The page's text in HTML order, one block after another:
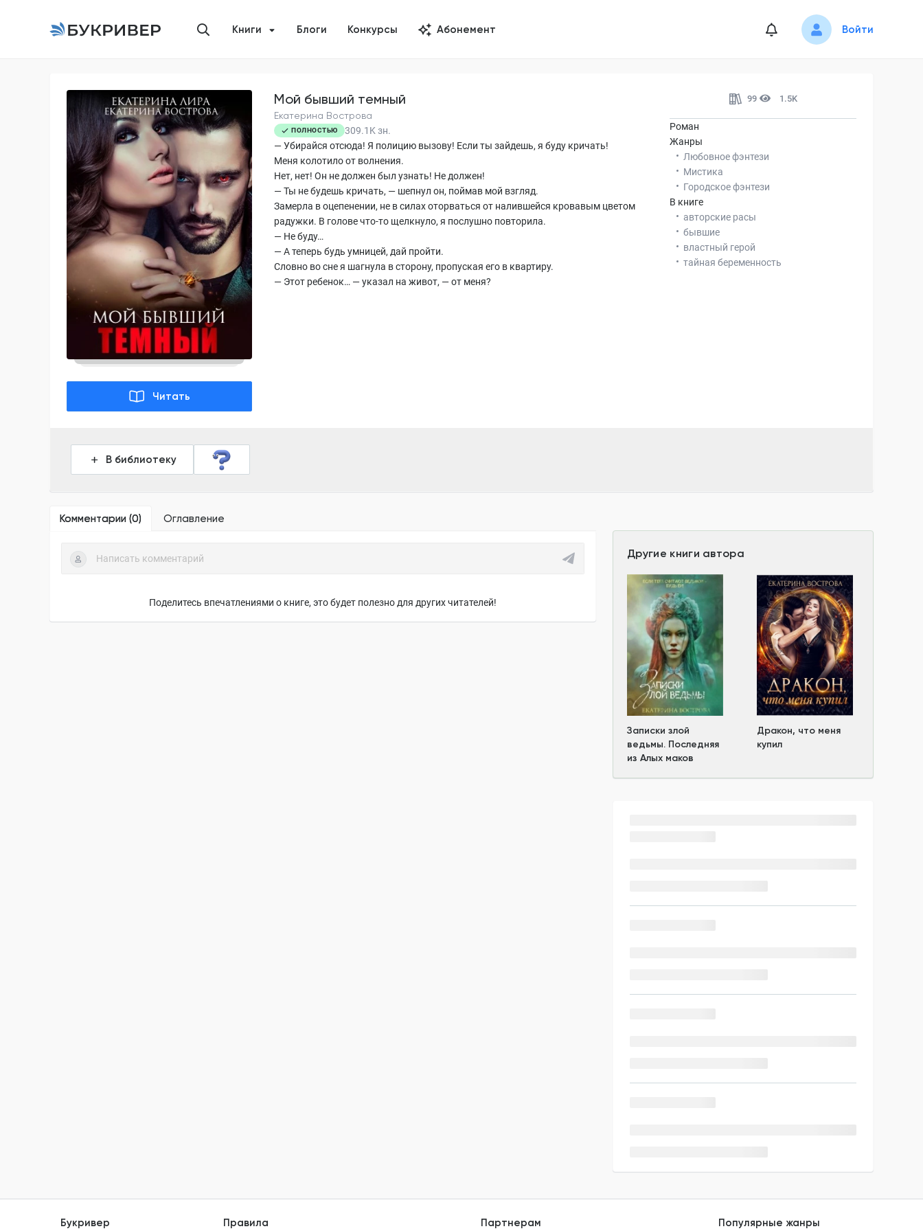
Книги Блоги Конкурсы Абонемент Войти
Читать
Мой бывший темный
Екатерина Вострова
ПОЛНОСТЬЮ 309.1K зн.
— Убирайся отсюда! Я полицию вызову! Если ты зайдешь, я буду кричать!
Меня колотило от волнения.
Нет, нет! Он не должен был узнать! Не должен!
— Ты не будешь кричать, — шепнул он, поймав мой взгляд.
Замерла в оцепенении, не в силах оторваться от налившейся кровавым цветом
радужки. В голове что-то щелкнуло, я послушно повторила.
— Не буду…
— А теперь будь умницей, дай пройти.
Словно во сне я шагнула в сторону, пропуская его в квартиру.
— Этот ребенок… — указал на живот, — от меня?
99 1.5K
Роман
Жанры
Любовное фэнтези
Мистика
Городское фэнтези
В книге
авторские расы
бывшие
властный герой
тайная беременность
В библиотеку
Комментарии (0) Оглавление
Поделитесь впечатлениями о книге, это будет полезно для других читателей!
Другие книги автора
Записки злой
ведьмы. Последняя
из Алых маков
Дракон, что меня
купил
Букривер Правила Партнерам Популярные жанры